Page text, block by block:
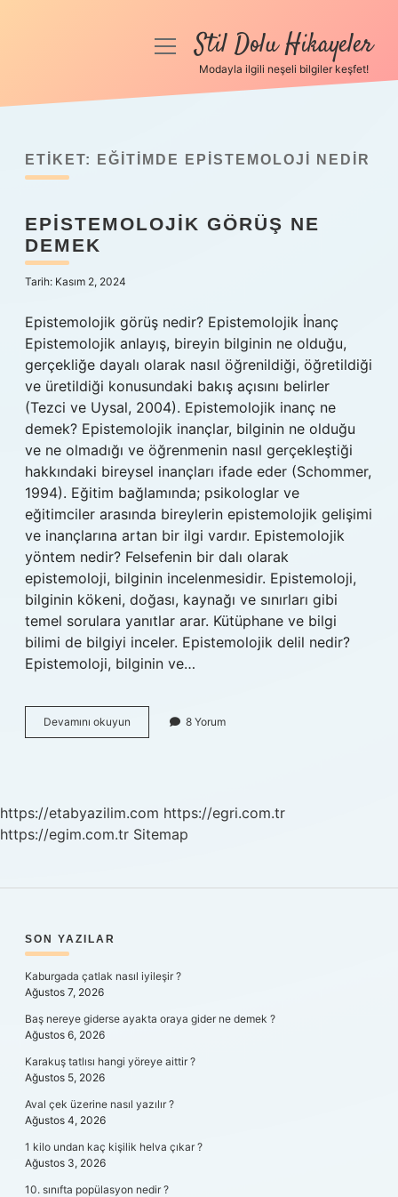
Anasayfa
Yasal Uyarı
Hakkımızda
menüyüStil Dolu Hikayeler
Modayla ilgili neşeli bilgiler keşfet!
ETIKET: EĞITIMDE EPISTEMOLOJI NEDIR
EPISTEMOLOJIK GÖRÜŞ NE
DEMEK
Tarih: Kasım 2, 2024
Epistemolojik görüş nedir? Epistemolojik İnanç
Epistemolojik anlayış, bireyin bilginin ne olduğu,
gerçekliğe dayalı olarak nasıl öğrenildiği, öğretildiği
ve üretildiği konusundaki bakış açısını belirler
(Tezci ve Uysal, 2004). Epistemolojik inanç ne
demek? Epistemolojik inançlar, bilginin ne olduğu
ve ne olmadığı ve öğrenmenin nasıl gerçekleştiği
hakkındaki bireysel inançları ifade eder (Schommer,
1994). Eğitim bağlamında; psikologlar ve
eğitimciler arasında bireylerin epistemolojik gelişimi
ve inançlarına artan bir ilgi vardır. Epistemolojik
yöntem nedir? Felsefenin bir dalı olarak
epistemoloji, bilginin incelenmesidir. Epistemoloji,
bilginin kökeni, doğası, kaynağı ve sınırları gibi
temel sorulara yanıtlar arar. Kütüphane ve bilgi
bilimi de bilgiyi inceler. Epistemolojik delil nedir?
Epistemoloji, bilginin ve…
Devamını okuyun Epistemolojik
Görüş
8 Yorum
https://etabyazilim.com https://egri.com.tr
https://egim.com.tr Sitemap
SIDEBAR
SON YAZILAR
Kaburgada çatlak nasıl iyileşir ?
Ağustos 7, 2026
Baş nereye giderse ayakta oraya gider ne demek ?
Ağustos 6, 2026
Karakuş tatlısı hangi yöreye aittir ?
Ağustos 5, 2026
Aval çek üzerine nasıl yazılır ?
Ağustos 4, 2026
1 kilo undan kaç kişilik helva çıkar ?
Ağustos 3, 2026
10. sınıfta popülasyon nedir ?